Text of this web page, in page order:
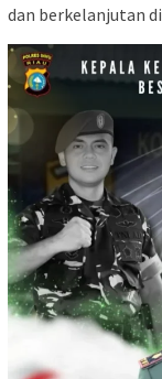
dan berkelanjutan